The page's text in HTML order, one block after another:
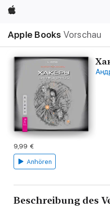
Apple
Apple Books Vorschau
Navigation
Menü
öffnen
9,99 €
Anhören
Beschreibung des